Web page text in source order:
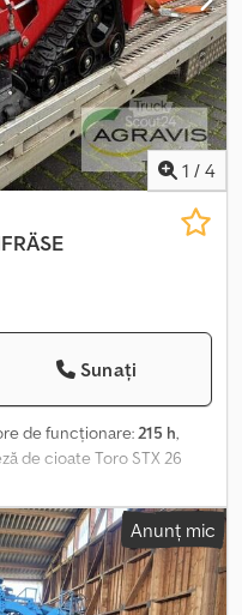
de montaj pentru
protecție fix prins cu
cu cuplă cu șurub sau
1 / 4
Sunați
de funcționare:215 h,
de cioate Toro STX 26
kW / 26 CP (0030) Motor
permite o deplasare
(0050) Poate fi manevrată
Lățime: 86,4 cm
Rezervor de combustibil
(0110) Diametrul roții: 48
Anunț mic